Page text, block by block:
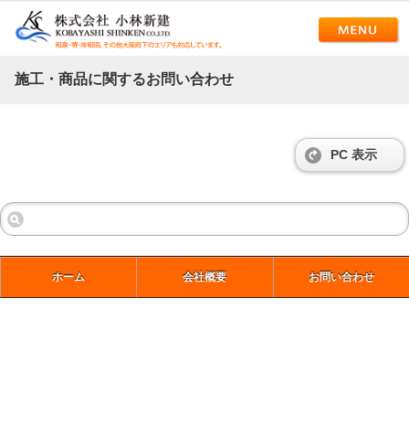
施工・商品に関するお問い合わせ
PC 表示
ホーム 会社概要 お問い合わせ